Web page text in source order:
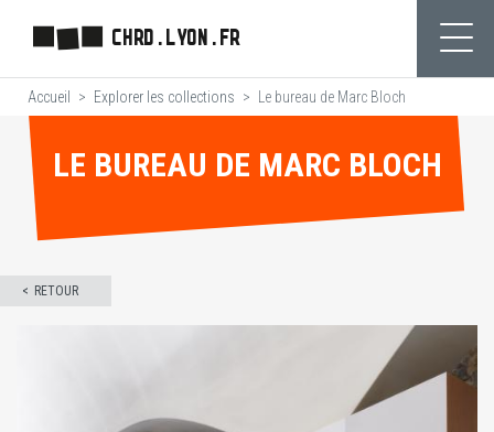
contenu
principal
CHRD.LYON.FR
Accueil Explorer les collections Le bureau de Marc Bloch
LE BUREAU DE MARC BLOCH
RETOUR